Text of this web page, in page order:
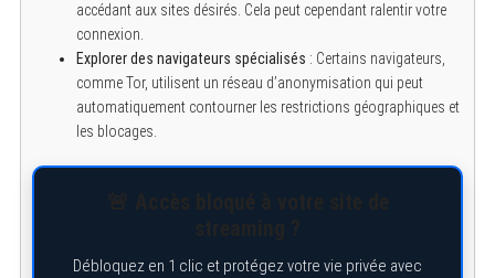
accédant aux sites désirés. Cela peut cependant ralentir votre
connexion.
Explorer des navigateurs spécialisés : Certains navigateurs,
comme Tor, utilisent un réseau d’anonymisation qui peut
automatiquement contourner les restrictions géographiques et
les blocages.
Débloquez en 1 clic et protégez votre vie privée avec
a
r
h
f
r